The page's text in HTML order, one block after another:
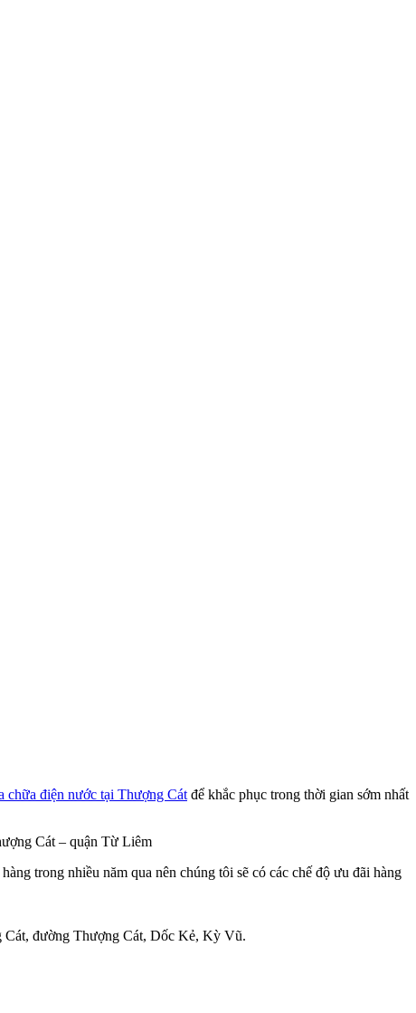
chữa điện nước tại Thượng Cát để khắc phục trong thời gian sớm nhất
Cát – quận Từ Liêm
trong nhiều năm qua nên chúng tôi sẽ có các chế độ ưu đãi hàng
Cát, đường Thượng Cát, Dốc Kẻ, Kỳ Vũ.